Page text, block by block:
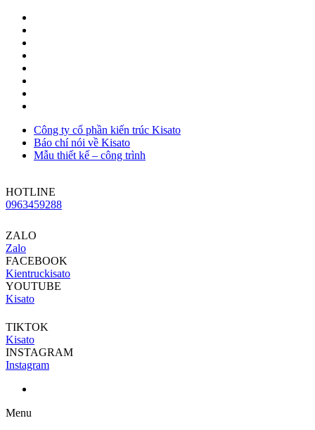
Công ty cổ phần kiến trúc Kisato
Báo chí nói về Kisato
Mẫu thiết kế – công trình
HOTLINE
0963459288
ZALO
Zalo
FACEBOOK
Kientruckisato
YOUTUBE
Kisato
TIKTOK
Kisato
INSTAGRAM
Instagram
Menu